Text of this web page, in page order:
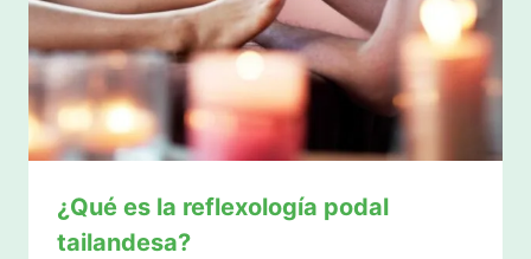
¿Qué es la reflexología podal
tailandesa?